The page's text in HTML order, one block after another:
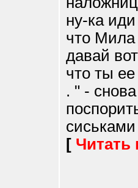
ну-ка
что Мила
давай
что ты
. " -
[ Читать